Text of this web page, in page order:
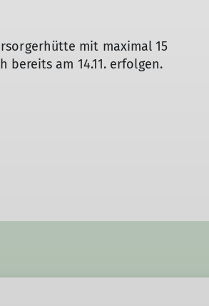
mit maximal 15
am 14.11. erfolgen.